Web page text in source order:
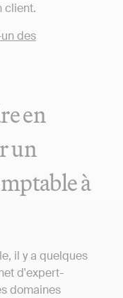
client.
en
un
à
il y a quelques
d'expert-
domaines